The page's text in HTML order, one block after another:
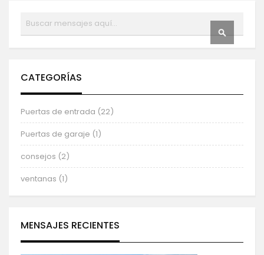
CATEGORÍAS
Puertas de entrada (22)
Puertas de garaje (1)
consejos (2)
ventanas (1)
MENSAJES RECIENTES